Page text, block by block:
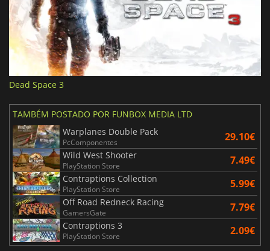
Dead Space 3
TAMBÉM POSTADO POR FUNBOX MEDIA LTD
Warplanes Double Pack
PcComponentes 29.10€
Wild West Shooter
PlayStation Store 7.49€
Contraptions Collection
PlayStation Store 5.99€
Off Road Redneck Racing
GamersGate 7.79€
Contraptions 3
PlayStation Store 2.09€